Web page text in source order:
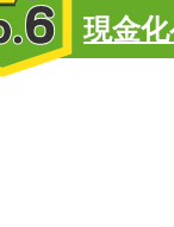
現金